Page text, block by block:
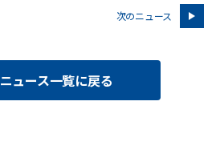
次のニュース
ニュース一覧に戻る